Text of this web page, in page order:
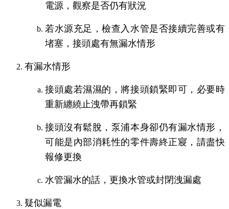
電源，觀察是否仍有狀況
若水源充足，檢查入水管是否接續完善或有
堵塞，接頭處有無漏水情形
有漏水情形
接頭處若濕濕的，將接頭鎖緊即可，必要時
重新纏繞止洩帶再鎖緊
接頭沒有鬆脫，泵浦本身卻仍有漏水情形，
可能是內部消耗性的零件壽終正寢，請盡快
報修更換
水管漏水的話，更換水管或封閉洩漏處
疑似漏電